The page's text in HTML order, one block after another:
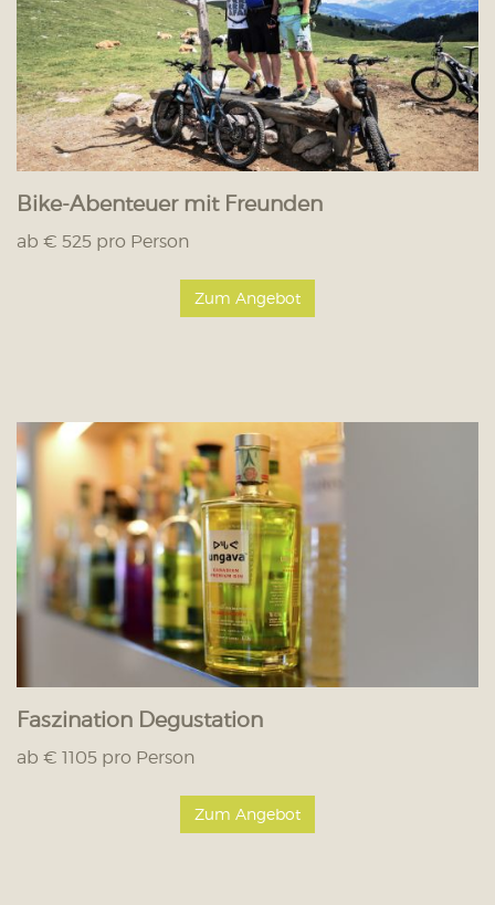
Bike-Abenteuer mit Freunden
ab € 525 pro Person
Zum Angebot
Faszination Degustation
ab € 1105 pro Person
Zum Angebot